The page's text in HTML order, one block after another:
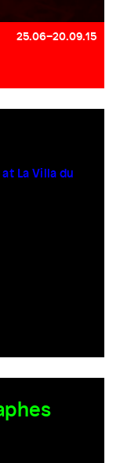
25.06–20.09.15
La Villa du